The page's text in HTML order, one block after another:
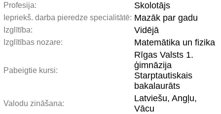
Profesija: Skolotājs
Iepriekš. darba pieredze specialitātē: Mazāk par gadu
Izglītība: Vidējā
Izglītības nozare: Matemātika un fizika
Pabeigtie kursi:
Rīgas Valsts 1.
ģimnāzija
Starptautiskais
bakalaurāts
Valodu zināšana:
Latviešu, Angļu,
Vācu